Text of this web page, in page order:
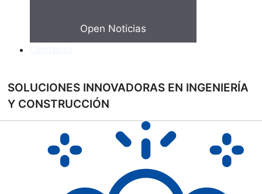
Open Noticias
SOLUCIONES INNOVADORAS EN INGENIERÍA
Y CONSTRUCCIÓN